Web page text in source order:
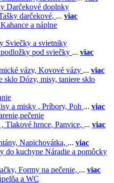
Darčekové doplnky
darčekové, ... viac
Kahance a náplne
Sviečky a svietniky
pod sviečky ... viac
vázy, Kovové vázy ... viac
Dózy, misy, taniere sklo
a misky , Príbory, Poh ... viac
Tlakové hrnce, Panvice, ... viac
Napichovátka, ... viac
Náradie a pomôcky
Formy na pečenie, ... viac
a WC